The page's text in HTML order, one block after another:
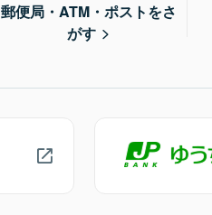
郵便局・ATM・ポストをさ
がす